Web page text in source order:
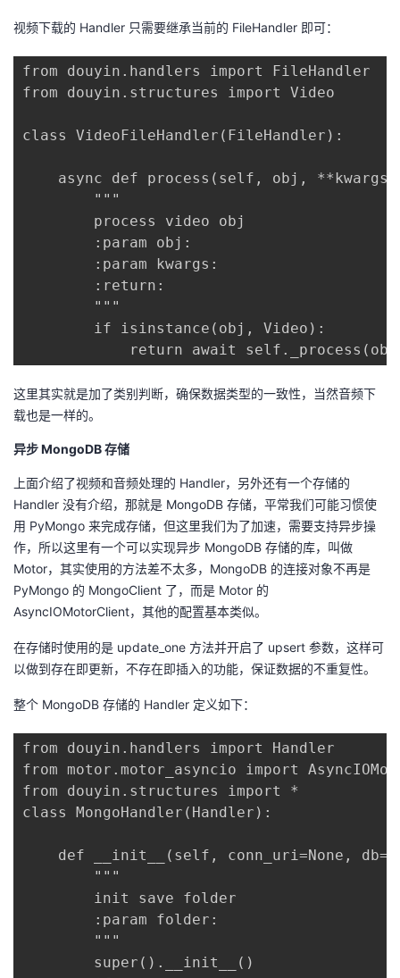
视频下载的 Handler 只需要继承当前的 FileHandler 即可：
from douyin.handlers import FileHandler
from douyin.structures import Video
class VideoFileHandler(FileHandler):
async def process(self, obj,
"""
process video obj
:param obj:
:param kwargs:
:return:
"""
if isinstance(obj, Video):
return await self._process(obj,
这里其实就是加了类别判断，确保数据类型的一致性，当然音频下
载也是一样的。
异步 MongoDB 存储
上面介绍了视频和音频处理的 Handler，另外还有一个存储的
Handler 没有介绍，那就是 MongoDB 存储，平常我们可能习惯使
用 PyMongo 来完成存储，但这里我们为了加速，需要支持异步操
作，所以这里有一个可以实现异步 MongoDB 存储的库，叫做
Motor，其实使用的方法差不太多，MongoDB 的连接对象不再是
PyMongo 的 MongoClient 了，而是 Motor 的
AsyncIOMotorClient，其他的配置基本类似。
在存储时使用的是 update_one 方法并开启了 upsert 参数，这样可
以做到存在即更新，不存在即插入的功能，保证数据的不重复性。
整个 MongoDB 存储的 Handler 定义如下：
from douyin.handlers import Handler
from motor.motor_asyncio import
from douyin.structures import *
class MongoHandler(Handler):
def __init__(self, conn_uri=None,
"""
init save folder
:param folder:
"""
super().__init__()